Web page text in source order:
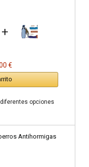
+
€
opciones
Antihormigas